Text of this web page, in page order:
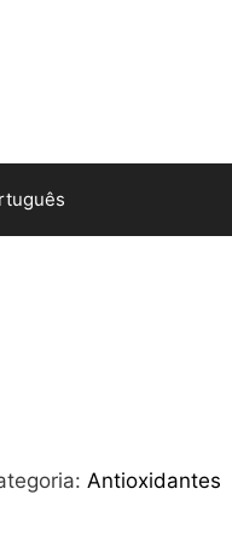
Antioxidantes